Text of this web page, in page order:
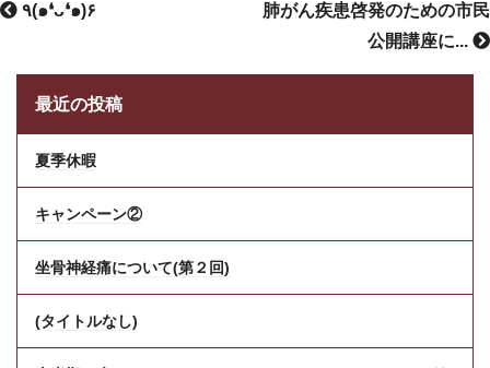
肺がん疾患啓発のための市民
公開講座に...
٩(๑❛ᴗ❛๑)۶
最近の投稿
夏季休暇
キャンペーン②
坐骨神経痛について(第２回)
(タイトルなし)